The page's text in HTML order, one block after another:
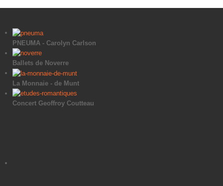
PNEUMA - Carolyn Carlson
Ballets de Noverre
La Monnaie - de Munt
Concert Geoffroy Coutteau